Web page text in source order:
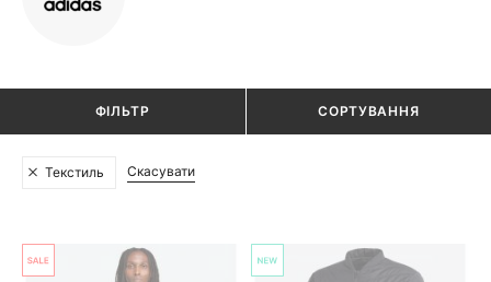
ФІЛЬТР СОРТУВАННЯ
Текстиль Скасувати